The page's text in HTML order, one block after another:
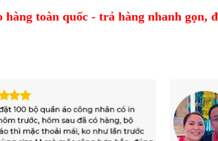
hàng toàn quốc - trả hàng nhanh gọn,